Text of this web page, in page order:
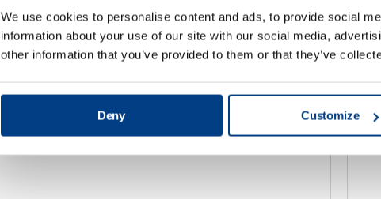
We use cookies to personalise content and ads, to provide social
information about your use of our site with our social media,
other information that you’ve provided to them or that they’ve
Deny Customize
大学研究用冷間等方圧プレ
ス UCIP3960